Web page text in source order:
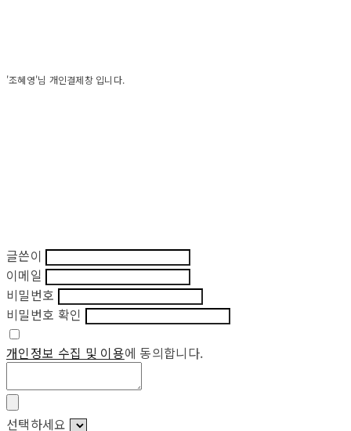
'조혜영'님 개인결제창 입니다.
글쓴이
이메일
비밀번호
비밀번호 확인
개인정보 수집 및 이용에 동의합니다.
선택하세요